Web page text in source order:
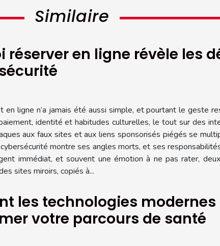
Similaire
réserver en ligne révèle les
en ligne n’a jamais été aussi simple, et pourtant le geste
identité et habitudes culturelles, le tout sur des
aux faux sites et aux liens sponsorisés piégés se
montre ses angles morts, et ses
immédiat, et souvent une émotion à ne pas rater,
sites miroirs, copiés à...
les technologies
votre parcours de santé